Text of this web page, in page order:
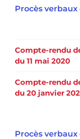
Procès verbaux
Compte-rendu
du 11 mai 2020
Compte-rendu
du 20 janvier
Procès verbaux